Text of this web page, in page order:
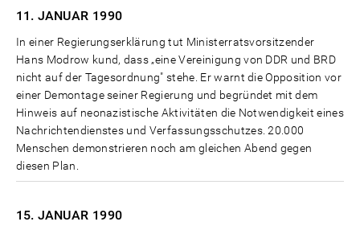
11. JANUAR 1990
In einer Regierungserklärung tut Ministerratsvorsitzender
Hans Modrow kund, dass „eine Vereinigung von DDR und BRD
nicht auf der Tagesordnung" stehe. Er warnt die Opposition vor
einer Demontage seiner Regierung und begründet mit dem
Hinweis auf neonazistische Aktivitäten die Notwendigkeit eines
Nachrichtendienstes und Verfassungsschutzes. 20.000
Menschen demonstrieren noch am gleichen Abend gegen
diesen Plan.
15. JANUAR 1990